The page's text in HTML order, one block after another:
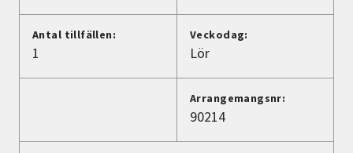
Lyssna
Antal tillfällen:
1
Veckodag:
Lör
Arrangemangsnr:
90214